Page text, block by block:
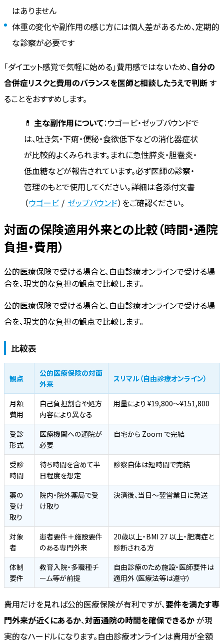
はありません
体重の変化や副作用の感じ方には個人差があるため、定期的
な診察が必要です
「ダイエット感覚で気軽に始める」費用感ではないため、 自分の
合併症リスクと費用のバランスを医師と相談したうえで判断す
ることをおすすめします。
💊 主な副作用について：ウゴービ・ゼップバウンドで
は、吐き気・下痢・便秘・食欲低下などの消化器症状
が比較的よくみられます。まれに急性膵炎・胆嚢炎・
低血糖などが報告されています。必ず医師の診察・
管理のもとで使用してください。詳細は各添付文書
（ウゴービ / ゼップバウンド）をご確認ください。
対面の保険適用外来との比較（時間・通院
負担・費用）
公的医療保険で受ける場合と、自由診療オンラインで受ける場
合を、現実的な負担の観点で比較します。
公的医療保険で受ける場合と、自由診療オンラインで受ける場
合を、現実的な負担の観点で比較します。
比較表
観点
公的医療保険の対面
外来
スリマル（自由診療オンライン）
月額
費用
自己負担割合や処方
内容により異なる
用量により ¥19,800〜¥151,800
受診
形式
医療機関への通院が
必要
自宅から Zoom で完結
受診
時間
待ち時間を含めて半
日程度を想定
診察自体は短時間で完結
薬の
受け
取り
院内・院外薬局で受
け取り
決済後、当日〜翌営業日に発送
対象
者
患者要件＋施設要件
のある専門外来
20歳以上・BMI 27 以上・肥満症と
診断される方
体制
要件
教育入院・多職種チ
ーム等が前提
自由診療のため施設・医師要件は
適用外（医療法等は遵守）
費用だけを見れば公的医療保険が有利ですが、要件を満たす専
門外来が近くにあるか、対面通院の時間を確保できるかが現
実的なハードルになります。自由診療オンラインは費用が全額